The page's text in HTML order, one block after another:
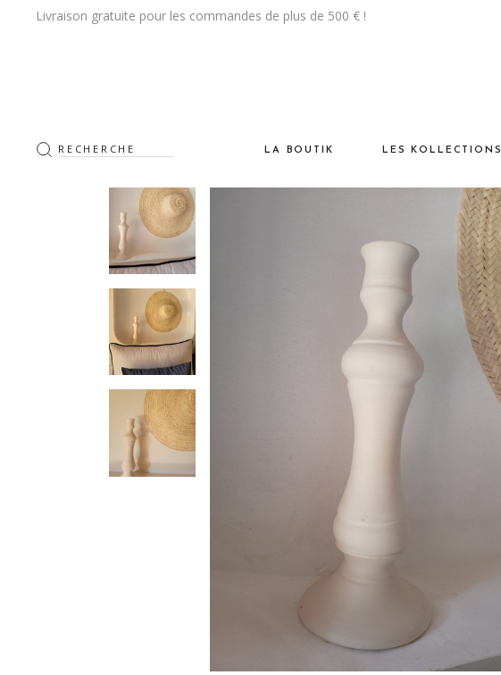
Livraison gratuite pour les commandes de plus de 500 € !
LA BOUTIK
Les Objets DeKo & Accessoires
LES KOLLECTIONS
Design ChiK
Vintage AntiK
Naturel EthniK
Pop ArtistiK
Création Kenzoumi